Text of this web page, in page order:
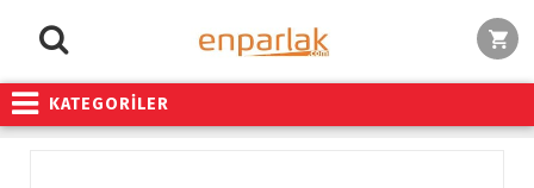
KATEGORİLER